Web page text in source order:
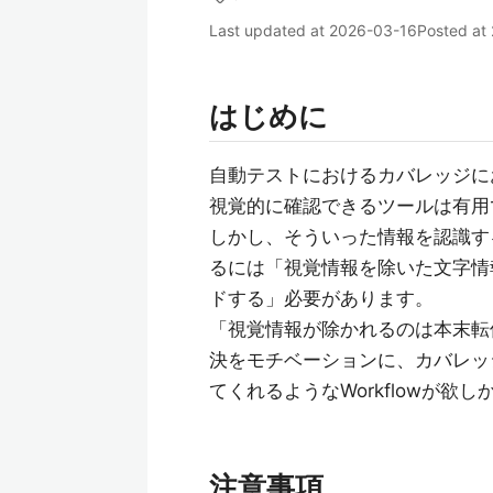
Last updated at 2026-03-16Posted at
はじめに
自動テストにおけるカバレッジ
視覚的に確認できるツールは有
しかし、そういった情報を認識
るには「視覚情報を除いた文字
ドする」必要があります。
「視覚情報が除かれるのは本末
決をモチベーションに、カバレ
てくれるようなWorkflowが欲し